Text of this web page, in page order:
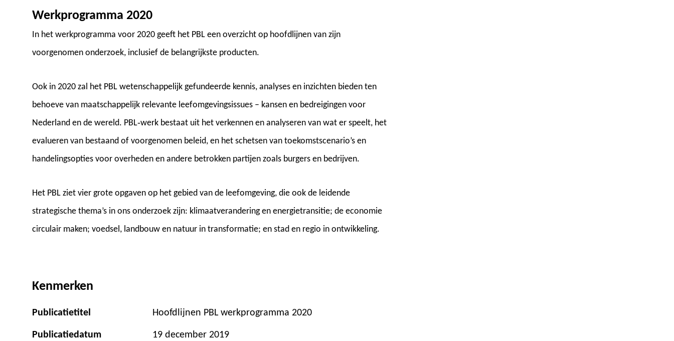
Werkprogramma 2020
In het werkprogramma voor 2020 geeft het PBL een overzicht op hoofdlijnen van zijn
voorgenomen onderzoek, inclusief de belangrijkste producten.
Ook in 2020 zal het PBL wetenschappelijk gefundeerde kennis, analyses en inzichten bieden ten
behoeve van maatschappelijk relevante leefomgevingsissues – kansen en bedreigingen voor
Nederland en de wereld. PBL‐werk bestaat uit het verkennen en analyseren van wat er speelt, het
evalueren van bestaand of voorgenomen beleid, en het schetsen van toekomstscenario’s en
handelingsopties voor overheden en andere betrokken partijen zoals burgers en bedrijven.
Het PBL ziet vier grote opgaven op het gebied van de leefomgeving, die ook de leidende
strategische thema’s in ons onderzoek zijn: klimaatverandering en energietransitie; de economie
circulair maken; voedsel, landbouw en natuur in transformatie; en stad en regio in ontwikkeling.
Kenmerken
Publicatietitel Hoofdlijnen PBL werkprogramma 2020
Publicatiedatum 19 december 2019